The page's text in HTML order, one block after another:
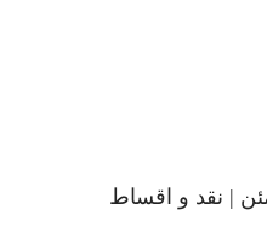
| نقد و اقساط